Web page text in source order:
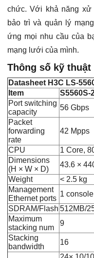
chức. Với khả năng xử
bảo trì và quản lý
ứng mọi nhu cầu của
mạng lưới của mình.
Thông số kỹ thuật
Datasheet H3C LS-
Item
S5560S-
Port switching
capacity
56 Gbps
Packet
forwarding
rate
42 Mpps
CPU
1 Core,
Dimensions
(H × W × D)
43.6 ×
Weight
< 2.5 kg
Management
Ethernet ports
1
SDRAM/Flash 512MB/
Maximum
stacking num
9
Stacking
bandwidth
16